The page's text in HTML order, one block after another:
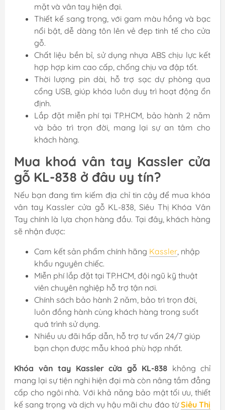
mặt và vân tay hiện đại.
Thiết kế sang trọng, với gam màu hồng và bạc
nổi bật, dễ dàng tôn lên vẻ đẹp tinh tế cho cửa
gỗ.
Chất liệu bền bỉ, sử dụng nhựa ABS chịu lực kết
hợp hợp kim cao cấp, chống chịu va đập tốt.
Thời lượng pin dài, hỗ trợ sạc dự phòng qua
cổng USB, giúp khóa luôn duy trì hoạt động ổn
định.
Lắp đặt miễn phí tại TP.HCM, bảo hành 2 năm
và bảo trì trọn đời, mang lại sự an tâm cho
khách hàng.
Mua khoá vân tay Kassler cửa
gỗ KL-838 ở đâu uy tín?
Nếu bạn đang tìm kiếm địa chỉ tin cậy để mua khóa
vân tay Kassler cửa gỗ KL-838, Siêu Thị Khóa Vân
Tay chính là lựa chọn hàng đầu. Tại đây, khách hàng
sẽ nhận được:
Cam kết sản phẩm chính hãng Kassler , nhập
khẩu nguyên chiếc.
Miễn phí lắp đặt tại TP.HCM, đội ngũ kỹ thuật
viên chuyên nghiệp hỗ trợ tận nơi.
Chính sách bảo hành 2 năm, bảo trì trọn đời,
luôn đồng hành cùng khách hàng trong suốt
quá trình sử dụng.
Nhiều ưu đãi hấp dẫn, hỗ trợ tư vấn 24/7 giúp
bạn chọn được mẫu khoá phù hợp nhất.
Khóa vân tay Kassler cửa gỗ KL-838 không chỉ
mang lại sự tiện nghi hiện đại mà còn nâng tầm đẳng
cấp cho ngôi nhà. Với khả năng bảo mật tối ưu, thiết
kế sang trọng và dịch vụ hậu mãi chu đáo từSiêu Thị